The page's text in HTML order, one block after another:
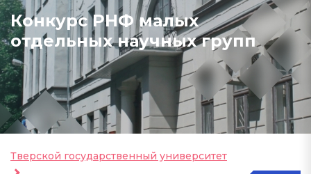
Конкурс РНФ малых
отдельных научных групп
Тверской государственный университет